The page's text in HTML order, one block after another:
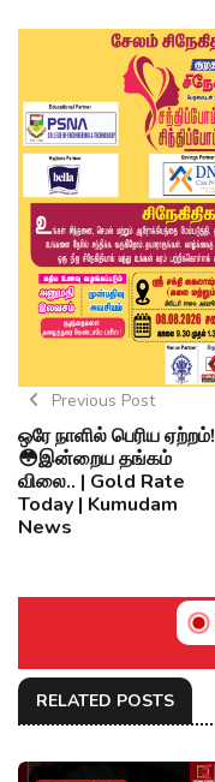
Previous Post
ஒரே நாளில் பெரிய ஏற்றம்!
😳இன்றைய தங்கம்
விலை.. | Gold Rate
Today | Kumudam
News
RELATED POSTS